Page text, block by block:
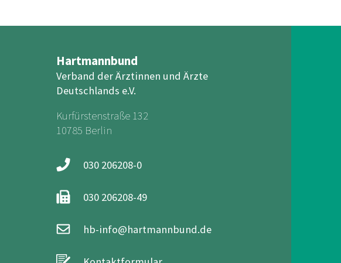
Hartmannbund
Verband der Ärztinnen und Ärzte
Deutschlands e.V.
Kurfürstenstraße 132
10785 Berlin
030 206208-0
030 206208-49
hb-info@hartmannbund.de